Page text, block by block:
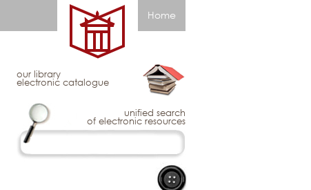
Home
our library
electronic catalogue
unified search
of electronic resources